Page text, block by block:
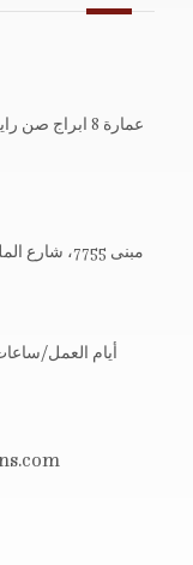
مبنى 7755، شارع الملك فيصل بن عبد العزيز، حي المربع، الرياض
أيام العمل/ساعات